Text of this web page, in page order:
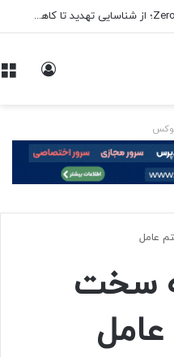
روش‌های جلوگیری از حملات Zero-Day؛ از شناسایی تهدید تا کاهش ریسک
عامل
سخت